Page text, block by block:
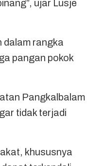
ujar Lusje
dalam rangka
pangan pokok
Pangkalbalam
tidak terjadi
khususnya